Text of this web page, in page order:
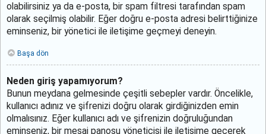
olabilirsiniz ya da e-posta, bir spam filtresi tarafından spam
olarak seçilmiş olabilir. Eğer doğru e-posta adresi belirttiğinize
eminseniz, bir yönetici ile iletişime geçmeyi deneyin.
Başa dön
Neden giriş yapamıyorum?
Bunun meydana gelmesinde çeşitli sebepler vardır. Öncelikle,
kullanıcı adınız ve şifrenizi doğru olarak girdiğinizden emin
olmalısınız. Eğer kullanıcı adı ve şifrenizin doğruluğundan
eminseniz, bir mesaj panosu yöneticisi ile iletişime geçerek